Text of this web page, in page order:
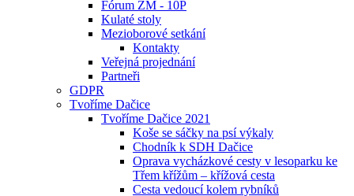
Fórum ZM - 10P
Kulaté stoly
Mezioborové setkání
Kontakty
Veřejná projednání
Partneři
GDPR
Tvoříme Dačice
Tvoříme Dačice 2021
Koše se sáčky na psí výkaly
Chodník k SDH Dačice
Oprava vycházkové cesty v lesoparku ke
Třem křížům – křížová cesta
Cesta vedoucí kolem rybníků